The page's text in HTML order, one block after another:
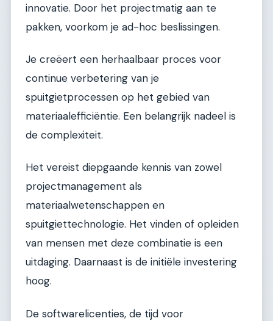
innovatie. Door het projectmatig aan te
pakken, voorkom je ad-hoc beslissingen.
Je creëert een herhaalbaar proces voor
continue verbetering van je
spuitgietprocessen op het gebied van
materiaalefficiëntie. Een belangrijk nadeel is
de complexiteit.
Het vereist diepgaande kennis van zowel
projectmanagement als
materiaalwetenschappen en
spuitgiettechnologie. Het vinden of opleiden
van mensen met deze combinatie is een
uitdaging. Daarnaast is de initiële investering
hoog.
De softwarelicenties, de tijd voor